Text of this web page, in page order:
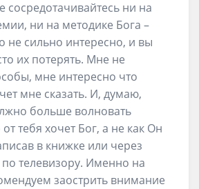
сосредотачивайтесь ни на
ни на методике Бога –
не сильно интересно, и вы
их потерять. Мне не
мне интересно что
мне сказать. И, думаю,
больше волновать
тебя хочет Бог, а не как Он
в книжке или через
телевизору. Именно на
заострить внимание